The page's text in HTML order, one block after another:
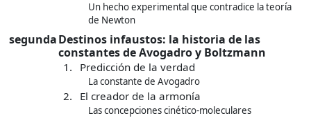
Un hecho experimental que contradice la teoría
de Newton
segundaDestinos infaustos: la historia de las
constantes de Avogadro y Boltzmann
1. Predicción de la verdad
La constante de Avogadro
2. El creador de la armonía
Las concepciones cinético-moleculares